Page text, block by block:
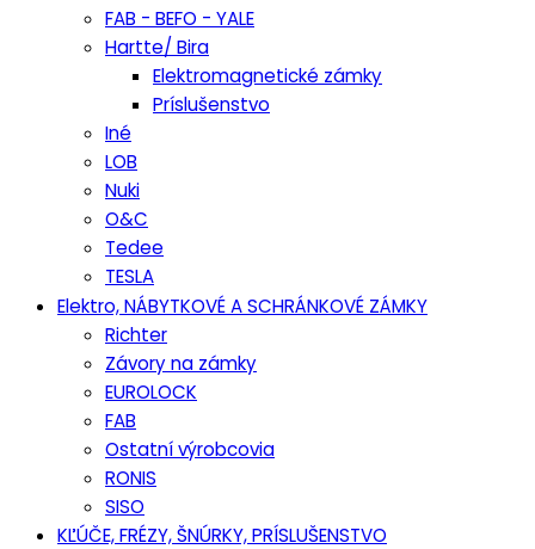
FAB - BEFO - YALE
Hartte/ Bira
Elektromagnetické zámky
Príslušenstvo
Iné
LOB
Nuki
O&C
Tedee
TESLA
Elektro, NÁBYTKOVÉ A SCHRÁNKOVÉ ZÁMKY
Richter
Závory na zámky
EUROLOCK
FAB
Ostatní výrobcovia
RONIS
SISO
KĽÚČE, FRÉZY, ŠNÚRKY, PRÍSLUŠENSTVO